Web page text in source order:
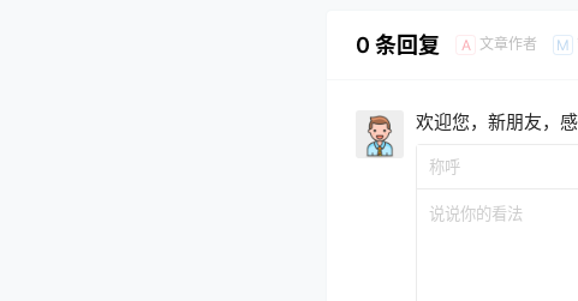
0 条回复 A 文章作者 M
欢迎您，新朋友，感